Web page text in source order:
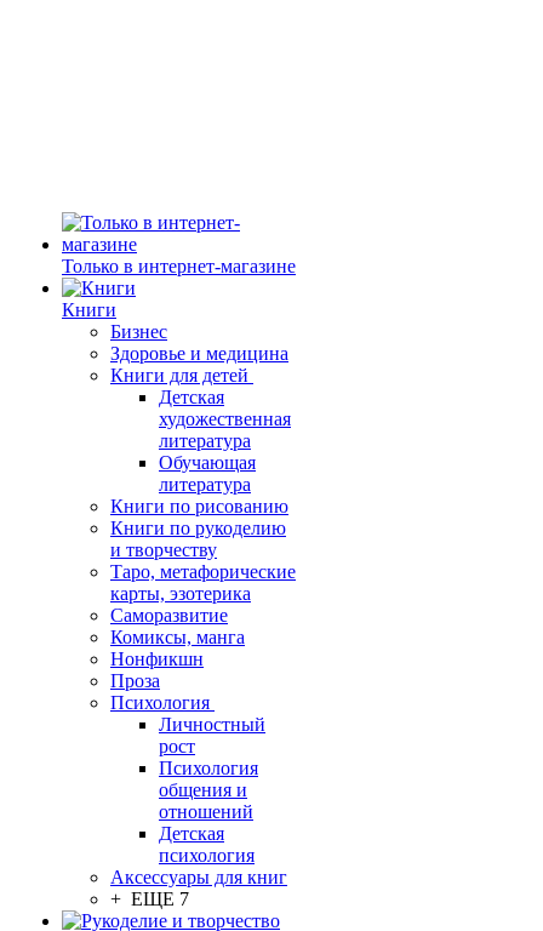
Только в интернет-магазине
Книги
Бизнес
Здоровье и медицина
Книги для детей
Детская
художественная
литература
Обучающая
литература
Книги по рисованию
Книги по рукоделию
и творчеству
Таро, метафорические
карты, эзотерика
Саморазвитие
Комиксы, манга
Нонфикшн
Проза
Психология
Личностный
рост
Психология
общения и
отношений
Детская
психология
Аксессуары для книг
+ ЕЩЕ 7